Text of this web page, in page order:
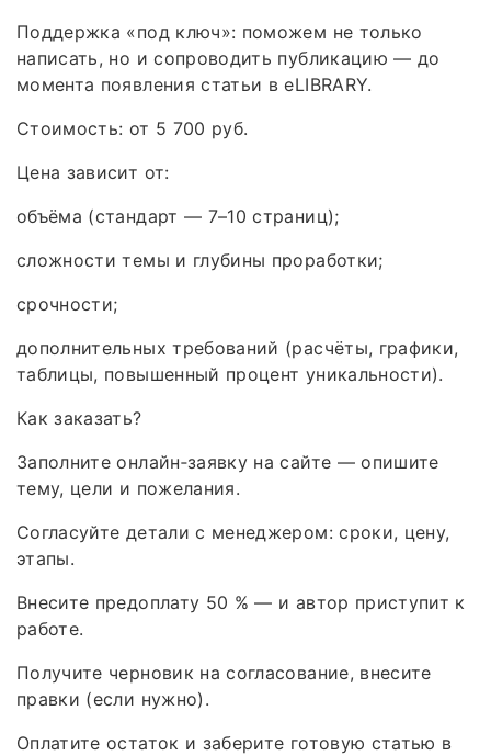
Поддержка «под ключ»: поможем не только
написать, но и сопроводить публикацию — до
момента появления статьи в eLIBRARY.
Стоимость: от 5 700 руб.
Цена зависит от:
объёма (стандарт — 7–10 страниц);
сложности темы и глубины проработки;
срочности;
дополнительных требований (расчёты, графики,
таблицы, повышенный процент уникальности).
Как заказать?
Заполните онлайн‑заявку на сайте — опишите
тему, цели и пожелания.
Согласуйте детали с менеджером: сроки, цену,
этапы.
Внесите предоплату 50 % — и автор приступит к
работе.
Получите черновик на согласование, внесите
правки (если нужно).
Оплатите остаток и заберите готовую статью в